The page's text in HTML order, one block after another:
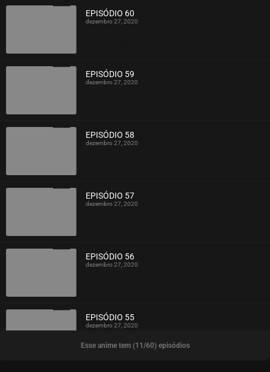
EPISÓDIO 60
dezembro 27, 2020
EPISÓDIO 59
dezembro 27, 2020
EPISÓDIO 58
dezembro 27, 2020
EPISÓDIO 57
dezembro 27, 2020
EPISÓDIO 56
dezembro 27, 2020
ASSISTIDO
EPISÓDIO 55
dezembro 27, 2020
Esse anime tem (11/60) episódios